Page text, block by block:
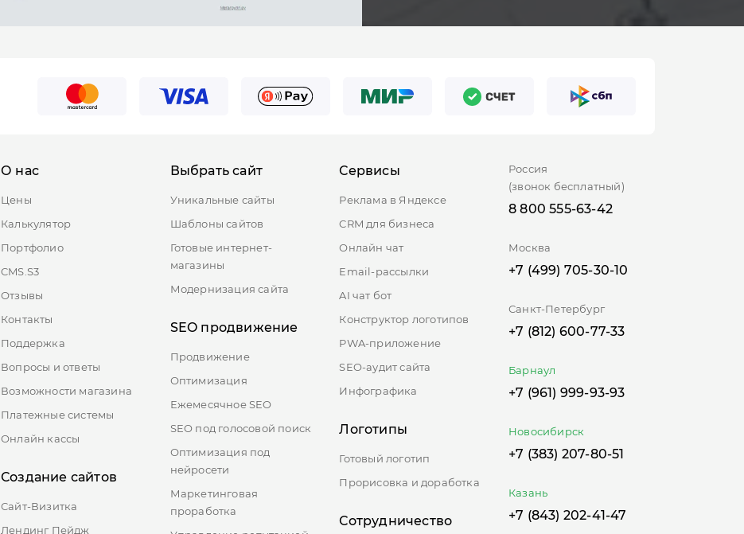
О нас
Цены
Калькулятор
Портфолио
CMS.S3
Отзывы
Контакты
Поддержка
Вопросы и ответы
Возможности магазина
Платежные системы
Онлайн кассы
Создание сайтов
Сайт-Визитка
Лендинг Пейдж
Выбрать сайт
Уникальные сайты
Шаблоны сайтов
Готовые интернет-
магазины
Модернизация сайта
SEO продвижение
Продвижение
Оптимизация
Ежемесячное SEO
SEO под голосовой поиск
Оптимизация под
нейросети
Маркетинговая
проработка
Сервисы
Реклама в Яндексе
CRM для бизнеса
Онлайн чат
Email-рассылки
AI чат бот
Конструктор логотипов
PWA-приложение
SEO-аудит сайта
Инфографика
Логотипы
Готовый логотип
Прорисовка и доработка
Сотрудничество
Россия
(звонок бесплатный)
8 800 555-63-42
Москва
+7 (499) 705-30-10
Санкт-Петербург
+7 (812) 600-77-33
Барнаул
+7 (961) 999-93-93
Новосибирск
+7 (383) 207-80-51
Казань
+7 (843) 202-41-47